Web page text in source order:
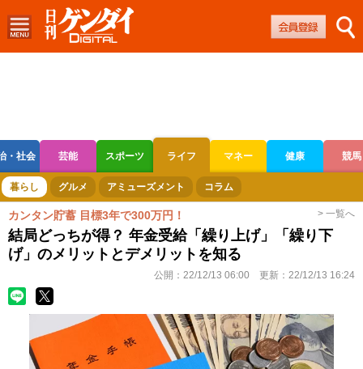
・社会 芸能 スポーツ ライフ マネー 健康 競馬
ボートレース 競輪 オートレース
暮らし グルメ アミューズメント コラム
カンタン貯蓄 目標3年で300万円！ > 一覧へ
結局どっちが得？ 年金受給「繰り上げ」「繰り下
げ」のメリットとデメリットを知る
公開： 22/12/13 06:00 更新： 22/12/13 16:24